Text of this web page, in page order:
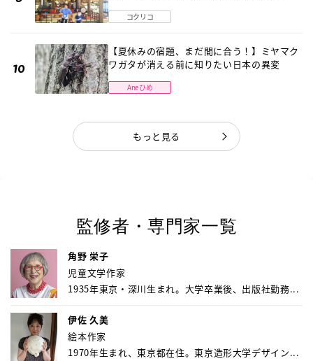
コクリコ
【夏休みの宿題、まだ間に合う！】ミヤマク
ワガタが消える前に知りたい日本の異変
Aneひめ
もっと見る
監修者・専門家一覧
角野 栄子
児童文学作家
1935年東京・深川生まれ。大学卒業後、出版社勤務...
伊佐 久美
絵本作家
1970年生まれ、東京都在住。東京造形大学デザイン...